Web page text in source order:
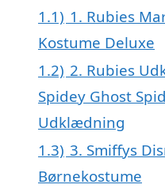
1.1) 1. Rubies
Kostume Deluxe
1.2) 2. Rubies
Spidey Ghost
Udklædning
1.3) 3. Smiffys
Børnekostume